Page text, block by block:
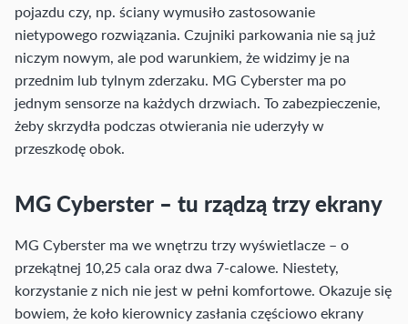
pojazdu czy, np. ściany wymusiło zastosowanie
nietypowego rozwiązania. Czujniki parkowania nie są już
niczym nowym, ale pod warunkiem, że widzimy je na
przednim lub tylnym zderzaku. MG Cyberster ma po
jednym sensorze na każdych drzwiach. To zabezpieczenie,
żeby skrzydła podczas otwierania nie uderzyły w
przeszkodę obok.
MG Cyberster – tu rządzą trzy ekrany
MG Cyberster ma we wnętrzu trzy wyświetlacze – o
przekątnej 10,25 cala oraz dwa 7-calowe. Niestety,
korzystanie z nich nie jest w pełni komfortowe. Okazuje się
bowiem, że koło kierownicy zasłania częściowo ekrany